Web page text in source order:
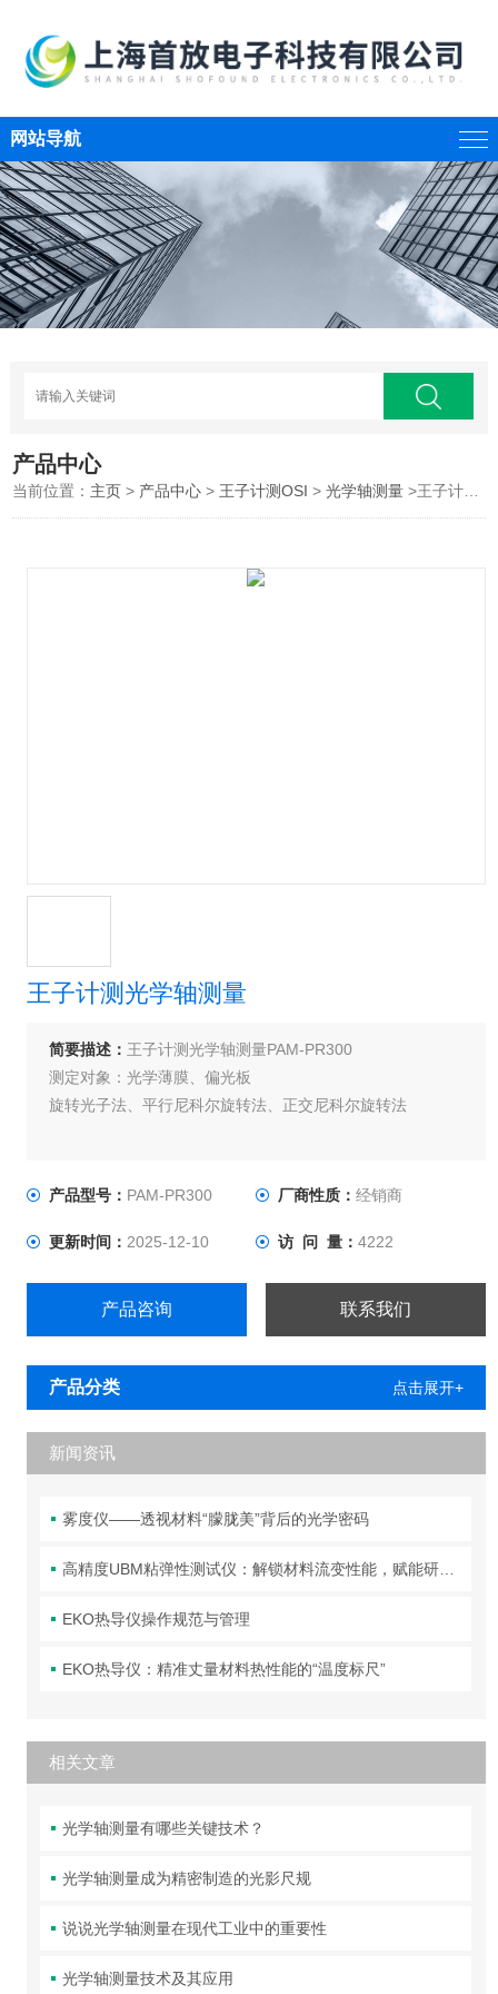
网站导航
产品中心
当前位置： 主页 > 产品中心 > 王子计测OSI >光学轴测量 >王子计测光学轴测量
王子计测光学轴测量
简要描述： 王子计测光学轴测量PAM-PR300
测定对象：光学薄膜、偏光板
旋转光子法、平行尼科尔旋转法、正交尼科尔旋转法
产品型号： PAM-PR300 厂商性质：经销商
更新时间： 2025-12-10 访 问 量：4222
产品咨询 联系我们
产品分类 点击展开+
新闻资讯
雾度仪——透视材料“朦胧美”背后的光学密码
高精度UBM粘弹性测试仪：解锁材料流变性能，赋能研发与质控
EKO热导仪操作规范与管理
EKO热导仪：精准丈量材料热性能的“温度标尺”
相关文章
光学轴测量有哪些关键技术？
光学轴测量成为精密制造的光影尺规
说说光学轴测量在现代工业中的重要性
光学轴测量技术及其应用